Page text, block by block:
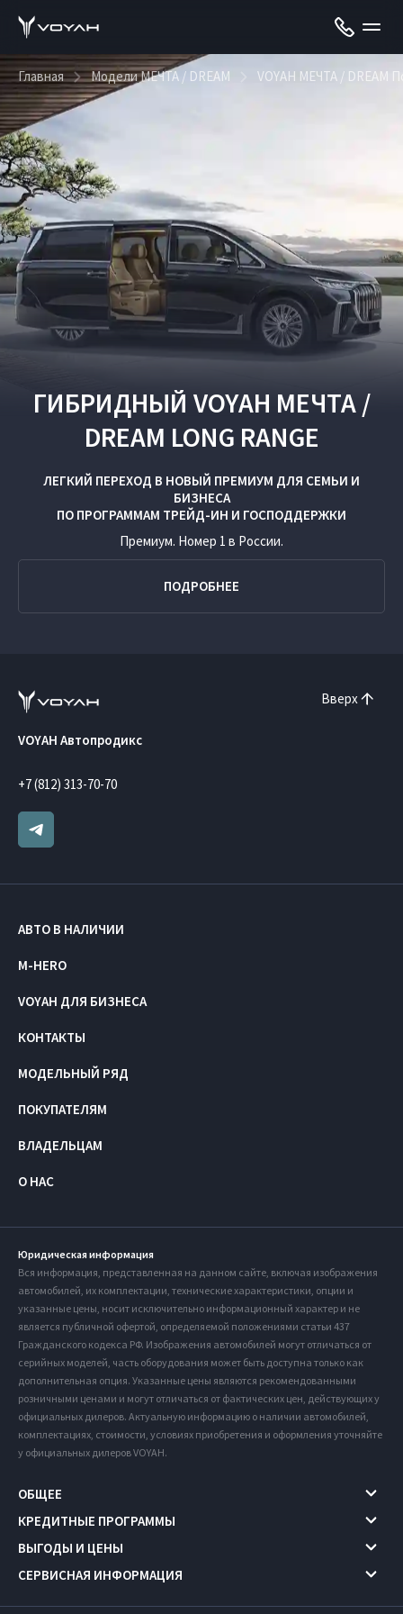
Главная Модели МЕЧТА / DREAM VOYAH МЕЧТА / DREAM
ГИБРИДНЫЙ VOYAH МЕЧТА /
DREAM LONG RANGE
ЛЕГКИЙ ПЕРЕХОД В НОВЫЙ ПРЕМИУМ ДЛЯ СЕМЬИ И
БИЗНЕСА
ПО ПРОГРАММАМ ТРЕЙД-ИН И ГОСПОДДЕРЖКИ
Премиум. Номер 1 в России.
ПОДРОБНЕЕ
Вверх
VOYAH Автопродикс
+7 (812) 313-70-70
АВТО В НАЛИЧИИ
M-HERO
VOYAH ДЛЯ БИЗНЕСА
КОНТАКТЫ
МОДЕЛЬНЫЙ РЯД
ПОКУПАТЕЛЯМ
ВЛАДЕЛЬЦАМ
О НАС
Юридическая информация
Вся информация, представленная на данном сайте, включая изображения
автомобилей, их комплектации, технические характеристики, опции и
указанные цены, носит исключительно информационный характер и не
является публичной офертой, определяемой положениями статьи 437
Гражданского кодекса РФ. Изображения автомобилей могут отличаться от
серийных моделей, часть оборудования может быть доступна только как
дополнительная опция. Указанные цены являются рекомендованными
розничными ценами и могут отличаться от фактических цен, действующих у
официальных дилеров. Актуальную информацию о наличии автомобилей,
комплектациях, стоимости, условиях приобретения и оформления уточняйте
у официальных дилеров VOYAH.
ОБЩЕЕ
КРЕДИТНЫЕ ПРОГРАММЫ
ВЫГОДЫ И ЦЕНЫ
СЕРВИСНАЯ ИНФОРМАЦИЯ